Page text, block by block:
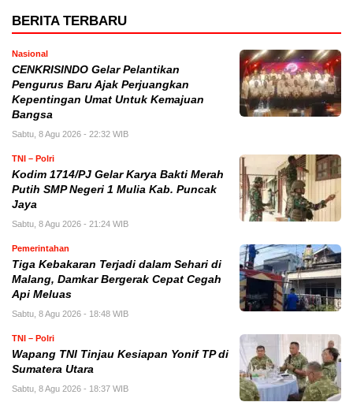
BERITA TERBARU
Nasional
CENKRISINDO Gelar Pelantikan
Pengurus Baru Ajak Perjuangkan
Kepentingan Umat Untuk Kemajuan
Bangsa
Sabtu, 8 Agu 2026 - 22:32 WIB
TNI – Polri
Kodim 1714/PJ Gelar Karya Bakti Merah
Putih SMP Negeri 1 Mulia Kab. Puncak
Jaya
Sabtu, 8 Agu 2026 - 21:24 WIB
Pemerintahan
Tiga Kebakaran Terjadi dalam Sehari di
Malang, Damkar Bergerak Cepat Cegah
Api Meluas
Sabtu, 8 Agu 2026 - 18:48 WIB
TNI – Polri
Wapang TNI Tinjau Kesiapan Yonif TP di
Sumatera Utara
Sabtu, 8 Agu 2026 - 18:37 WIB